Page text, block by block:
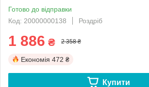
Готово до відправки
Код: 20000000138
Роздріб
1 886 ₴ 2 358 ₴
Економія 472 ₴
Купити